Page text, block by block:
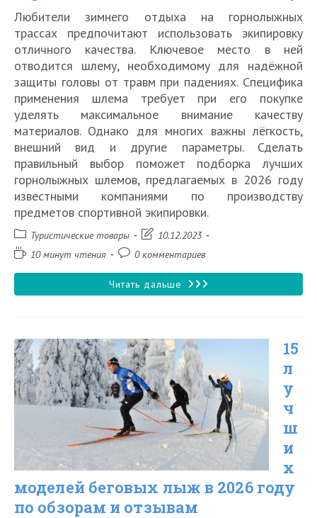
Любители зимнего отдыха на горнолыжных
трассах предпочитают использовать экипировку
отличного качества. Ключевое место в ней
отводится шлему, необходимому для надёжной
защиты головы от травм при падениях. Специфика
применения шлема требует при его покупке
уделять максимальное внимание качеству
материалов. Однако для многих важны лёгкость,
внешний вид и другие параметры. Сделать
правильный выбор поможет подборка лучших
горнолыжных шлемов, предлагаемых в 2026 году
известными компаниями по производству
предметов спортивной экипировки.
Рубрика
записи:
Туристические товары
Запись10.12.2023
Время10 минут чтения
Комментарии
записи:
0 комментариев
Читать дальше 10
шлемов
в
2026
году
15
л
у
ч
ш
и
х
моделей беговых лыж в 2026 году
по обзорам и отзывам